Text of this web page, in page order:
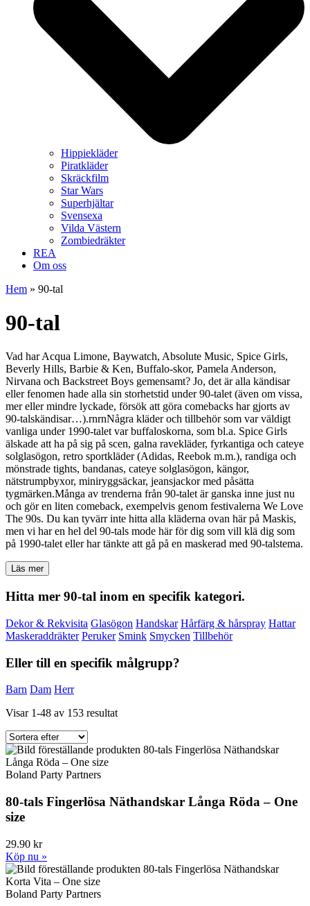
Hippiekläder
Piratkläder
Skräckfilm
Star Wars
Superhjältar
Svensexa
Vilda Västern
Zombiedräkter
REA
Om oss
Hem » 90-tal
90-tal
Vad har Acqua Limone, Baywatch, Absolute Music, Spice Girls,
Beverly Hills, Barbie & Ken, Buffalo-skor, Pamela Anderson,
Nirvana och Backstreet Boys gemensamt? Jo, det är alla kändisar
eller fenomen hade alla sin storhetstid under 90-talet (även om vissa,
mer eller mindre lyckade, försök att göra comebacks har gjorts av
90-talskändisar…).rnrnNågra kläder och tillbehör som var väldigt
vanliga under 1990-talet var buffaloskorna, som bl.a. Spice Girls
älskade att ha på sig på scen, galna ravekläder, fyrkantiga och cateye
solglasögon, retro sportkläder (Adidas, Reebok m.m.), randiga och
mönstrade tights, bandanas, cateye solglasögon, kängor,
nätstrumpbyxor, miniryggsäckar, jeansjackor med påsätta
tygmärken.Många av trenderna från 90-talet är ganska inne just nu
och gör en liten comeback, exempelvis genom festivalerna We Love
The 90s. Du kan tyvärr inte hitta alla kläderna ovan här på Maskis,
men vi har en hel del 90-tals mode här för dig som vill klä dig som
på 1990-talet eller har tänkte att gå på en maskerad med 90-talstema.
Läs mer
Hitta mer 90-tal inom en specifik kategori.
Dekor & Rekvisita Glasögon Handskar Hårfärg & hårspray Hattar
Maskeraddräkter Peruker Smink Smycken Tillbehör
Eller till en specifik målgrupp?
Barn Dam Herr
Visar 1-48 av 153 resultat
Boland Party Partners
80-tals Fingerlösa Näthandskar Långa Röda – One
size
29.90 kr
Köp nu »
Boland Party Partners